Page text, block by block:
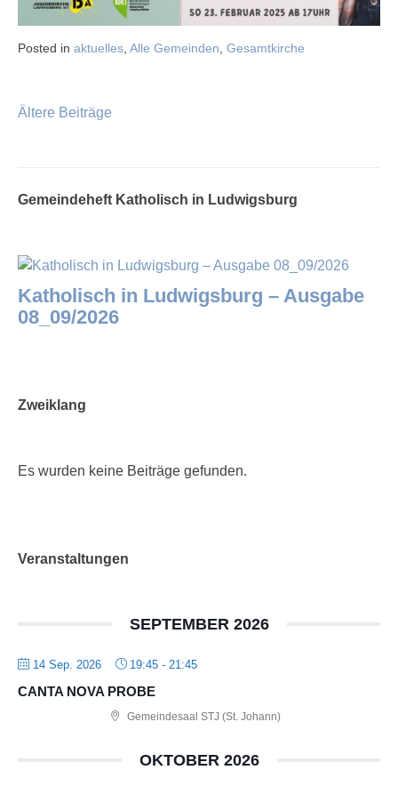
Posted in aktuelles Alle Gemeinden Gesamtkirche
Beitragsnavigation
Ältere Beiträge
Gemeindeheft Katholisch in Ludwigsburg
Katholisch in Ludwigsburg – Ausgabe
08_09/2026
Zweiklang
Es wurden keine Beiträge gefunden.
Veranstaltungen
SEPTEMBER 2026
14 Sep. 2026 19:45 - 21:45
CANTA NOVA PROBE
Gemeindesaal STJ (St. Johann)
OKTOBER 2026